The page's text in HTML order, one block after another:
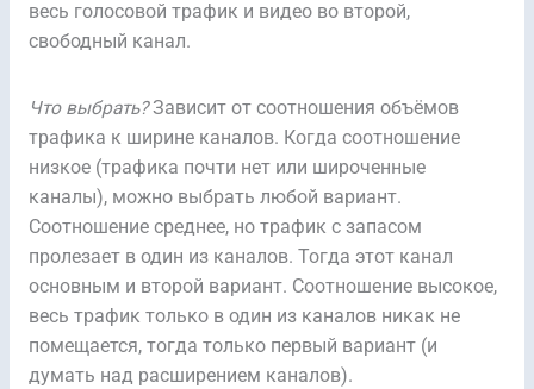
весь голосовой трафик и видео во второй,
свободный канал.
Что выбрать?Зависит от соотношения объёмов
трафика к ширине каналов. Когда соотношение
низкое (трафика почти нет или широченные
каналы), можно выбрать любой вариант.
Соотношение среднее, но трафик с запасом
пролезает в один из каналов. Тогда этот канал
основным и второй вариант. Соотношение высокое,
весь трафик только в один из каналов никак не
помещается, тогда только первый вариант (и
думать над расширением каналов).